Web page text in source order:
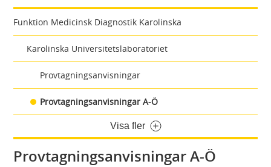
Funktion Medicinsk Diagnostik Karolinska
Karolinska Universitetslaboratoriet
Provtagningsanvisningar
Provtagningsanvisningar A-Ö
Visa fler
Provtagningsanvisningar A-Ö